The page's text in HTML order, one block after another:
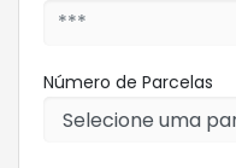
Número de Parcelas